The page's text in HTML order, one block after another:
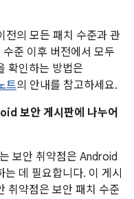
의 모든 패치 수준과 관
준 이후 버전에서 모두
확인하는 방법은
트의 안내를 참고하세요.
보안 게시판에 나누어
보안 취약점은 Android
데 필요합니다. 이 게시
취약점은 보안 패치 수준